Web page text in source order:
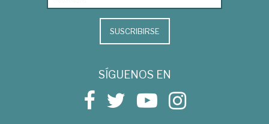
SUSCRIBIRSE
SÍGUENOS EN